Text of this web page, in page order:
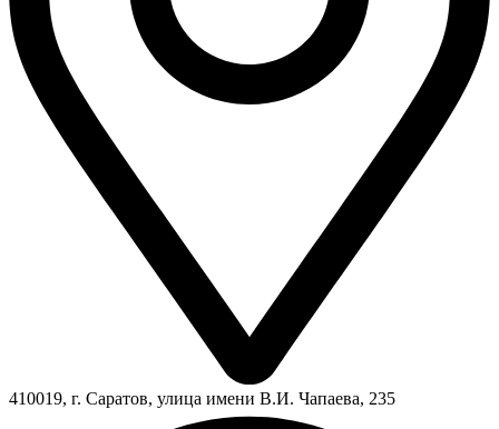
410019, г. Саратов, улица имени В.И. Чапаева, 235